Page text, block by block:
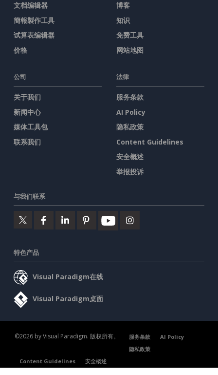
文档编辑器
簡報製作工具
试算表编辑器
价格
博客
知识
免费工具
网站地图
公司
关于我们
新闻中心
媒体工具包
联系我们
法律
服务条款
AI Policy
隐私政策
Content Guidelines
安全概述
举报投诉
与我们联系
特色产品
Visual Paradigm在线
Visual Paradigm桌面
©2026 by Visual Paradigm. 版权所有。 服务条款
AI Policy
隐私政策
Content Guidelines
安全概述